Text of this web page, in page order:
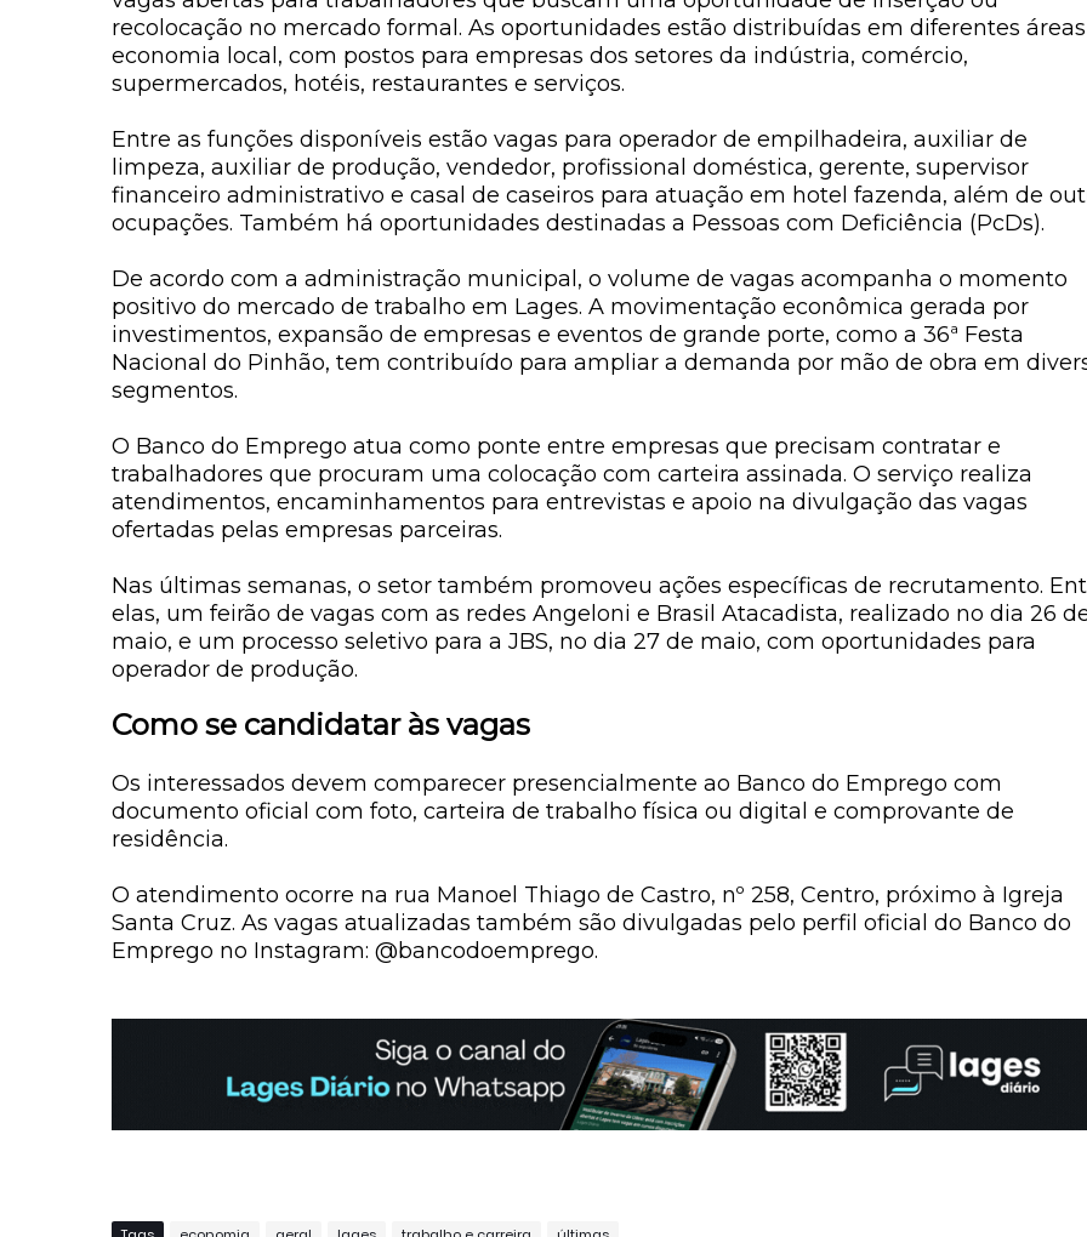
recolocação no mercado formal. As oportunidades estão distribuídas em diferentes
economia local, com postos para empresas dos setores da indústria, comércio,
supermercados, hotéis, restaurantes e serviços.
Entre as funções disponíveis estão vagas para operador de empilhadeira, auxiliar de
limpeza, auxiliar de produção, vendedor, profissional doméstica, gerente, supervisor
financeiro administrativo e casal de caseiros para atuação em hotel fazenda, além de
ocupações. Também há oportunidades destinadas a Pessoas com Deficiência (PcDs).
De acordo com a administração municipal, o volume de vagas acompanha o momento
positivo do mercado de trabalho em Lages. A movimentação econômica gerada por
investimentos, expansão de empresas e eventos de grande porte, como a 36ª Festa
Nacional do Pinhão, tem contribuído para ampliar a demanda por mão de obra em
segmentos.
O Banco do Emprego atua como ponte entre empresas que precisam contratar e
trabalhadores que procuram uma colocação com carteira assinada. O serviço realiza
atendimentos, encaminhamentos para entrevistas e apoio na divulgação das vagas
ofertadas pelas empresas parceiras.
Nas últimas semanas, o setor também promoveu ações específicas de recrutamento.
elas, um feirão de vagas com as redes Angeloni e Brasil Atacadista, realizado no dia 26
maio, e um processo seletivo para a JBS, no dia 27 de maio, com oportunidades para
operador de produção.
Como se candidatar às vagas
Os interessados devem comparecer presencialmente ao Banco do Emprego com
documento oficial com foto, carteira de trabalho física ou digital e comprovante de
residência.
O atendimento ocorre na rua Manoel Thiago de Castro, nº 258, Centro, próximo à Igreja
Santa Cruz. As vagas atualizadas também são divulgadas pelo perfil oficial do Banco do
Emprego no Instagram: @bancodoemprego.